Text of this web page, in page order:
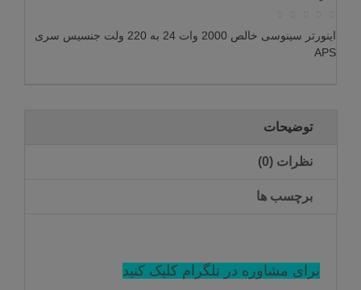
اینورتر سینوسی خالص 2000 وات 24 به 220 ولت جنسیس سری
APS
توضیحات
نظرات (0)
برچسب ها
برای مشاوره در تلگرام کلیک کنید